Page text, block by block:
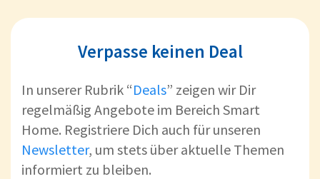
Verpasse keinen Deal
In unserer Rubrik “Deals” zeigen wir Dir
regelmäßig Angebote im Bereich Smart
Home. Registriere Dich auch für unseren
Newsletter, um stets über aktuelle Themen
informiert zu bleiben.